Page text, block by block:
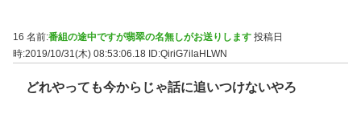
16 名前:番組の途中ですが翡翠の名無しがお送りします 投稿日
時:2019/10/31(木) 08:53:06.18 ID:QiriG7ilaHLWN
どれやっても今からじゃ話に追いつけないやろ